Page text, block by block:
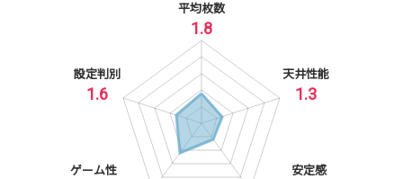
1.8
平均枚数
1.3
天井性能
安定感
ゲーム性
1.6
設定判別